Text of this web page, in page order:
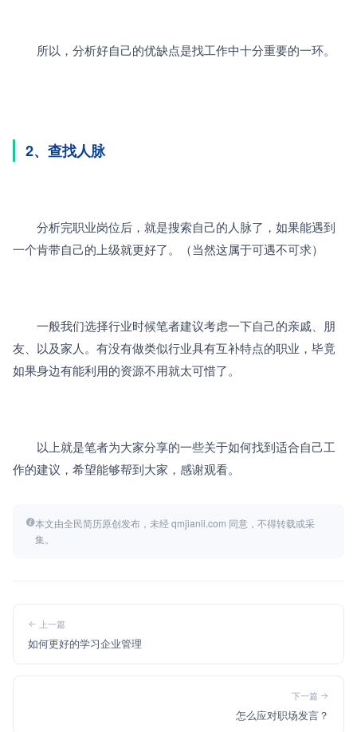
所以，分析好自己的优缺点是找工作中十分重要的一环。
2、查找人脉
分析完职业岗位后，就是搜索自己的人脉了，如果能遇到
一个肯带自己的上级就更好了。（当然这属于可遇不可求）
一般我们选择行业时候笔者建议考虑一下自己的亲戚、朋
友、以及家人。有没有做类似行业具有互补特点的职业，毕竟
如果身边有能利用的资源不用就太可惜了。
以上就是笔者为大家分享的一些关于如何找到适合自己工
作的建议，希望能够帮到大家，感谢观看。
本文由全民简历原创发布，未经 qmjianli.com 同意，不得转载或采
集。
上一篇
如何更好的学习企业管理
下一篇
怎么应对职场发言？